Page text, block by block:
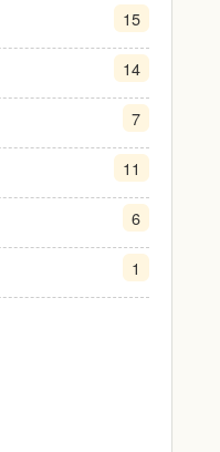
15
14
7
11
6
1